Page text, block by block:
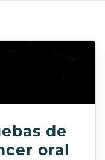
de
oral